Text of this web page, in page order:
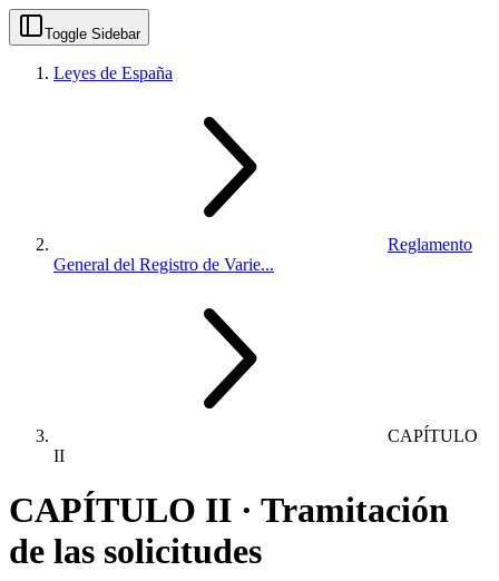
Toggle Sidebar
Leyes de España
Reglamento
General del Registro de Varie...
CAPÍTULO
II
CAPÍTULO II · Tramitación
de las solicitudes